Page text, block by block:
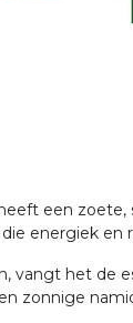
een
energiek en
vangt het de
zonnige